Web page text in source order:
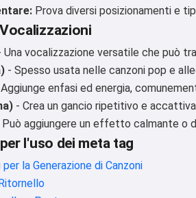
Prova diversi posizionamenti e
Una vocalizzazione versatile che può
- Spesso usata nelle canzoni pop e
enfasi ed energia,
- Crea un gancio ripetitivo e
Può aggiungere un effetto calmante o
l'uso dei meta tag
la Generazione di Canzoni